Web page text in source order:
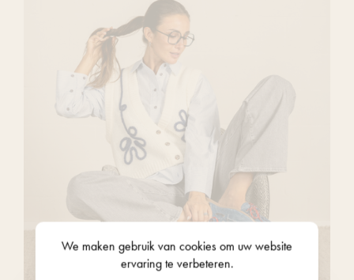
We maken gebruik van cookies om uw website
ervaring te verbeteren.